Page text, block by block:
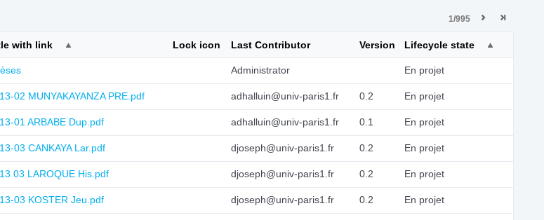
1/995
with link Lock icon Last Contributor Version Lifecycle state
Administrator En projet
02 MUNYAKAYANZA PRE.pdf adhalluin@univ-paris1.fr 0.2 En projet
01 ARBABE Dup.pdf adhalluin@univ-paris1.fr 0.1 En projet
03 CANKAYA Lar.pdf djoseph@univ-paris1.fr 0.2 En projet
03 LAROQUE His.pdf djoseph@univ-paris1.fr 0.2 En projet
03 KOSTER Jeu.pdf djoseph@univ-paris1.fr 0.2 En projet